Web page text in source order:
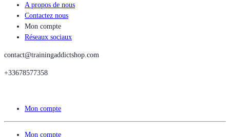
A propos de nous
Contactez nous
Mon compte
Réseaux sociaux
contact@trainingaddictshop.com
+33678577358
Mon compte
Mon compte